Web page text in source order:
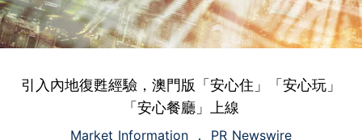
引入內地復甦經驗，澳門版「安心住」「安心玩」
「安心餐廳」上線
Market Information PR Newswire